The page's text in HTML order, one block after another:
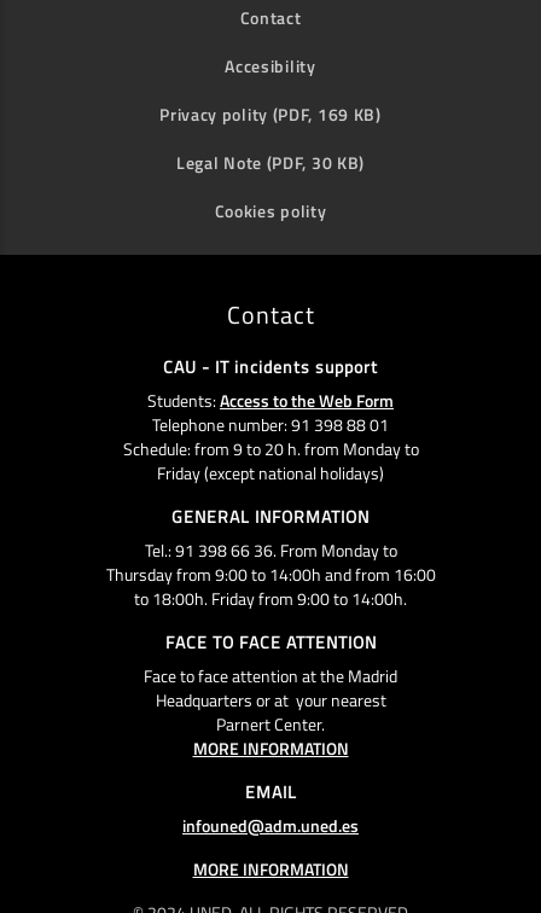
Contact
Accesibility
Privacy polity (PDF, 169 KB)
Legal Note (PDF, 30 KB)
Cookies polity
Contact
CAU - IT incidents support
Students:Access to the Web Form
Telephone number: 91 398 88 01
Schedule: from 9 to 20 h. from Monday to
Friday (except national holidays)
GENERAL INFORMATION
Tel.: 91 398 66 36. From Monday to
Thursday from 9:00 to 14:00h and from 16:00
to 18:00h. Friday from 9:00 to 14:00h.
FACE TO FACE ATTENTION
Face to face attention at the Madrid
Headquarters or at your nearest
Parnert Center.
MORE INFORMATION
EMAIL
infouned@adm.uned.es
MORE INFORMATION